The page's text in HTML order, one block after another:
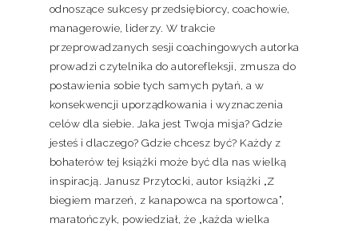
odnoszące sukcesy przedsiębiorcy, coachowie,
managerowie, liderzy. W trakcie
przeprowadzanych sesji coachingowych autorka
prowadzi czytelnika do autorefleksji, zmusza do
postawienia sobie tych samych pytań, a w
konsekwencji uporządkowania i wyznaczenia
celów dla siebie. Jaka jest Twoja misja? Gdzie
jesteś i dlaczego? Gdzie chcesz być? Każdy z
bohaterów tej książki może być dla nas wielką
inspiracją. Janusz Przytocki, autor książki „Z
biegiem marzeń, z kanapowca na sportowca”,
maratończyk, powiedział, że „każda wielka